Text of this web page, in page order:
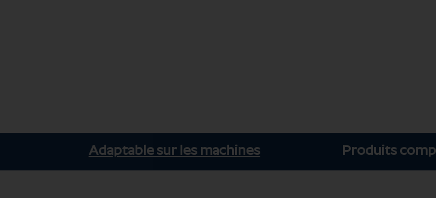
Adaptable sur les machines Produits